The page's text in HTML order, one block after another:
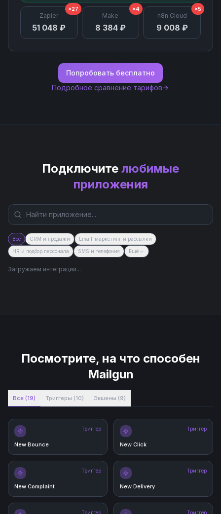
Zapier
51 048 ₽
×27
Make
8 384 ₽
×4
n8n Cloud
9 008 ₽
×5
Попробовать бесплатно
Подробное сравнение тарифов
Подключите любимые
приложения
Все CRM и продажи Email-маркетинг и рассылки
HR и подбор персонала SMS и телефония Ещё
Загружаем интеграции...
Посмотрите, на что способен
Mailgun
Все (19) Триггеры (10) Экшены (9)
Триггер
New Bounce
Триггер
New Click
Триггер
New Complaint
Триггер
New Delivery
Триггер Триггер